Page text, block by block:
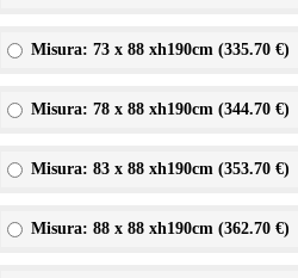
Misura: 73 x 88 xh190cm (335.70 €)
Misura: 78 x 88 xh190cm (344.70 €)
Misura: 83 x 88 xh190cm (353.70 €)
Misura: 88 x 88 xh190cm (362.70 €)